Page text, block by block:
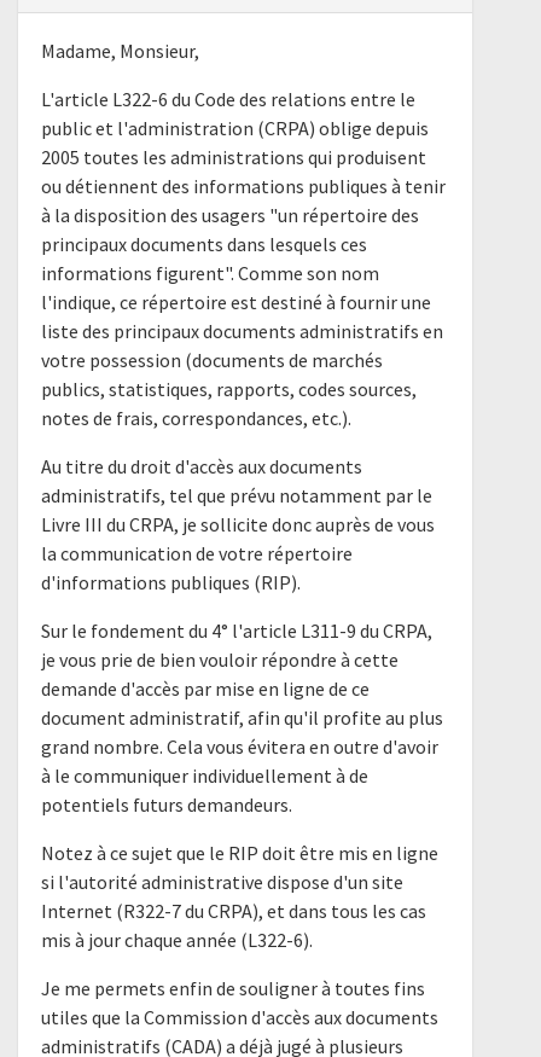
Madame, Monsieur,
L'article L322-6 du Code des relations entre le
public et l'administration (CRPA) oblige depuis
2005 toutes les administrations qui produisent
ou détiennent des informations publiques à tenir
à la disposition des usagers "un répertoire des
principaux documents dans lesquels ces
informations figurent". Comme son nom
l'indique, ce répertoire est destiné à fournir une
liste des principaux documents administratifs en
votre possession (documents de marchés
publics, statistiques, rapports, codes sources,
notes de frais, correspondances, etc.).
Au titre du droit d'accès aux documents
administratifs, tel que prévu notamment par le
Livre III du CRPA, je sollicite donc auprès de vous
la communication de votre répertoire
d'informations publiques (RIP).
Sur le fondement du 4° l'article L311-9 du CRPA,
je vous prie de bien vouloir répondre à cette
demande d'accès par mise en ligne de ce
document administratif, afin qu'il profite au plus
grand nombre. Cela vous évitera en outre d'avoir
à le communiquer individuellement à de
potentiels futurs demandeurs.
Notez à ce sujet que le RIP doit être mis en ligne
si l'autorité administrative dispose d'un site
Internet (R322-7 du CRPA), et dans tous les cas
mis à jour chaque année (L322-6).
Je me permets enfin de souligner à toutes fins
utiles que la Commission d'accès aux documents
administratifs (CADA) a déjà jugé à plusieurs